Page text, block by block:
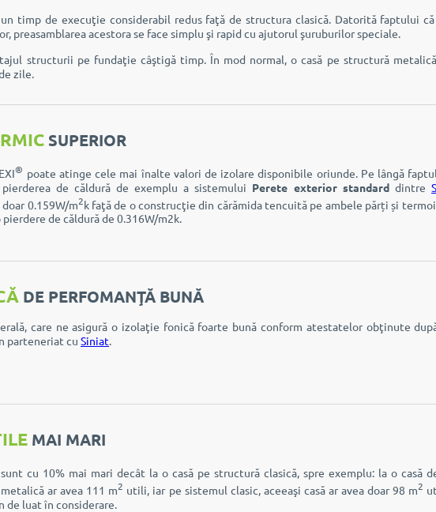
timp de execuţie considerabil redus faţă de structura clasică. Datorită faptului
preasamblarea acestora se face simplu şi rapid cu ajutorul şuruburilor speciale.
structurii pe fundaţie câştigă timp. În mod normal, o casă pe structură
zile.
SUPERIOR
® poate atinge cele mai înalte valori de izolare disponibile oriunde. Pe lângă
de căldură de exemplu a sistemului Perete exterior standarddintre
doar 0.159W/m2k faţă de o construcţie din cărămida tencuită pe ambele părți și
de căldură de 0.316W/m2k.
DE PERFOMANŢĂ BUNĂ
care ne asigură o izolaţie fonică foarte bună conform atestatelor obţinute
parteneriat cu Siniat.
MAI MARI
cu 10% mai mari decât la o casă pe structură clasică, spre exemplu: la o casă
ar avea 111 m2 utili, iar pe sistemul clasic, aceeaşi casă ar avea doar 98 m2
de luat în considerare.